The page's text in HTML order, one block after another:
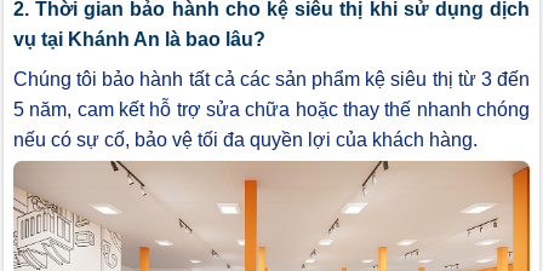
2. Thời gian bảo hành cho kệ siêu thị khi sử dụng dịch
vụ tại Khánh An là bao lâu?
Chúng tôi bảo hành tất cả các sản phẩm kệ siêu thị từ 3 đến
5 năm, cam kết hỗ trợ sửa chữa hoặc thay thế nhanh chóng
nếu có sự cố, bảo vệ tối đa quyền lợi của khách hàng.